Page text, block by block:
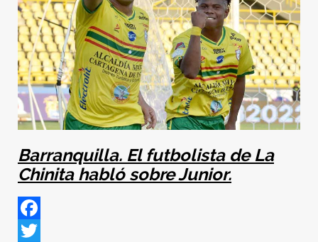
Barranquilla. El futbolista de La
Chinita habló sobre Junior.
Facebook